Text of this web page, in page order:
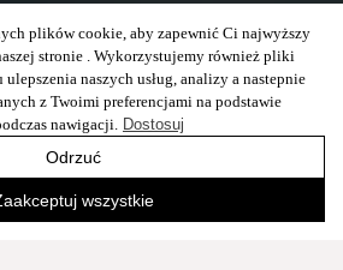
plików cookie, aby zapewnić Ci najwyższy
stronie . Wykorzystujemy również pliki
naszych usług, analizy a nastepnie
z Twoimi preferencjami na podstawie
nawigacji. Dostosuj
Odrzuć
wszystkie